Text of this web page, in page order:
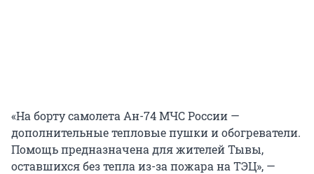
«На борту самолета Ан-74 МЧС России —
дополнительные тепловые пушки и обогреватели.
Помощь предназначена для жителей Тывы,
оставшихся без тепла из-за пожара на ТЭЦ», —